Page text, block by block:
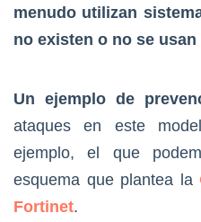
menudo utilizan
no existen o no se
Un ejemplo de
ataques en este
ejemplo, el que
esquema que plantea la
Fortinet.